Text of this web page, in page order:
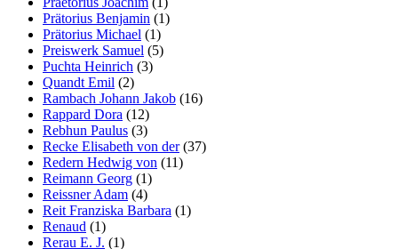
Prätorius Benjamin (1)
Prätorius Michael (1)
Preiswerk Samuel (5)
Puchta Heinrich (3)
Quandt Emil (2)
Rambach Johann Jakob (16)
Rappard Dora (12)
Rebhun Paulus (3)
Recke Elisabeth von der(37)
Redern Hedwig von (11)
Reimann Georg (1)
Reissner Adam (4)
Reit Franziska Barbara (1)
Renaud (1)
Rerau E. J. (1)